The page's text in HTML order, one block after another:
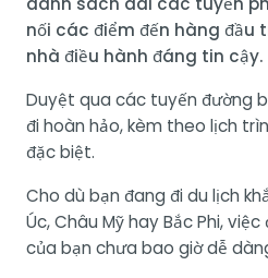
nối các điểm đến hàng đầu
nhà điều hành đáng tin cậy.
Duyệt qua các tuyến đường
đi hoàn hảo, kèm theo lịch
đặc biệt.
Cho dù bạn đang đi du lịch
Úc, Châu Mỹ hay Bắc Phi,
của bạn chưa bao giờ dễ